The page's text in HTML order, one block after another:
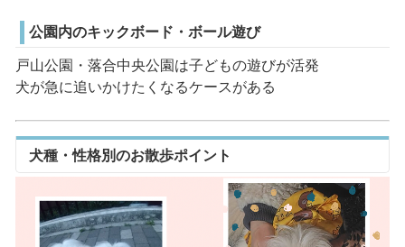
公園内のキックボード・ボール遊び
戸山公園・落合中央公園は子どもの遊びが活発
犬が急に追いかけたくなるケースがある
犬種・性格別のお散歩ポイント